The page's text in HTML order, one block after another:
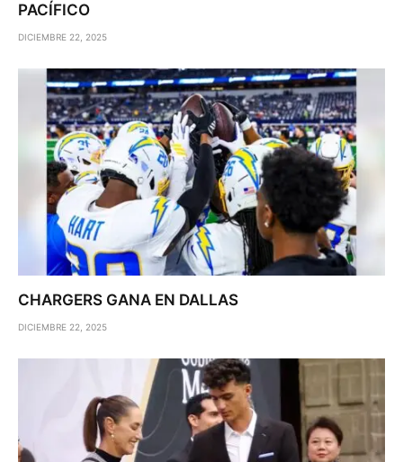
PACÍFICO
DICIEMBRE 22, 2025
CHARGERS GANA EN DALLAS
DICIEMBRE 22, 2025